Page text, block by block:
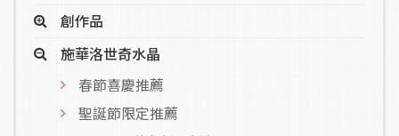
創作品
施華洛世奇水晶
春節喜慶推薦
聖誕節限定推薦